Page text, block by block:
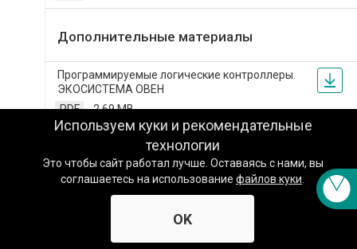
Дополнительные материалы
Программируемые логические контроллеры.
ЭКОСИСТЕМА ОВЕН
PDF
2.69 MB
Каталог реализованных решений. РЕФЕРЕНС-
8.14 MB
Используем куки и рекомендательные
технологии
Это чтобы сайт работал лучше. Оставаясь с нами, вы
соглашаетесь на использование файлов куки
OK